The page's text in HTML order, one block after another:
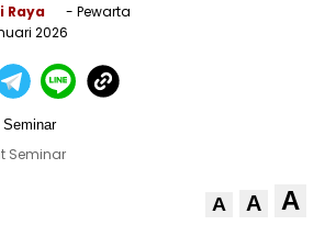
Raya
- Pewarta
2026
Seminar
A A A